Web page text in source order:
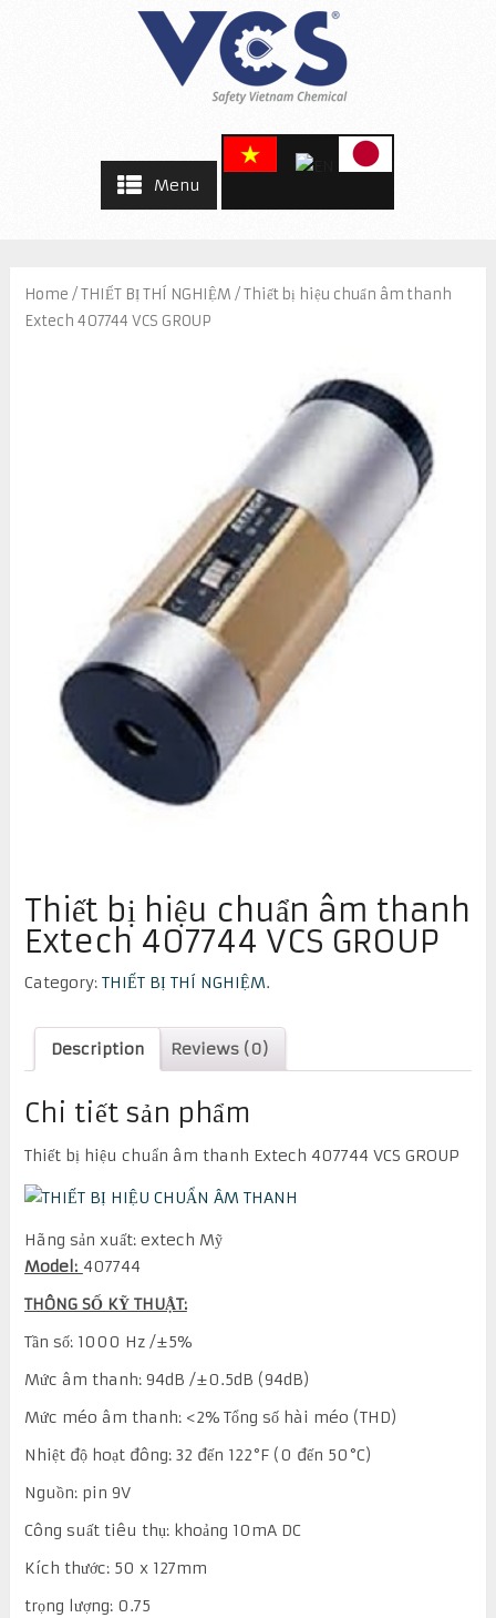
Menu
Home /THIẾT BỊ THÍ NGHIỆM / Thiết bị hiệu chuẩn âm thanh
Extech 407744 VCS GROUP
Thiết bị hiệu chuẩn âm thanh
Extech 407744 VCS GROUP
Category: THIẾT BỊ THÍ NGHIỆM.
Description Reviews (0)
Chi tiết sản phẩm
Thiết bị hiệu chuẩn âm thanh Extech 407744 VCS GROUP
Hãng sản xuất: extech Mỹ
Model: 407744
THÔNG SỐ KỸ THUẬT:
Tần số: 1000 Hz /±5%
Mức âm thanh: 94dB /±0.5dB (94dB)
Mức méo âm thanh: <2% Tổng số hài méo (THD)
Nhiệt độ hoạt đông: 32 đến 122°F (0 đến 50°C)
Nguồn: pin 9V
Công suất tiêu thụ: khoảng 10mA DC
Kích thước: 50 x 127mm
trọng lượng: 0.75